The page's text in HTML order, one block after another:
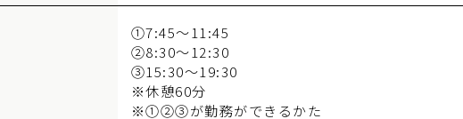
①7:45～11:45
②8:30～12:30
③15:30～19:30
※休憩60分
※①②③が勤務ができるかた